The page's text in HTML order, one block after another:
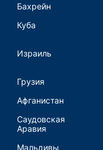
Бахрейн
Куба
Израиль
Грузия
Афганистан
Саудовская
Аравия
Мальдивы